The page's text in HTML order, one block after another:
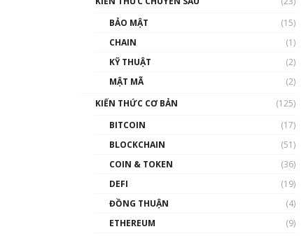
hệ sinh thái tiền mã hoá |
Blockchain
Nhân sự tương lại ngành
Blockchain Việt Nam | Phổ
cập Blockchain
Blockchain đang được ứng
BẢO MẬT
(15)
CHAIN
(1)
KỸ THUẬT
(2)
MẬT MÃ
(2)
KIẾN THỨC CƠ BẢN
(125)
BITCOIN
(17)
BLOCKCHAIN
(51)
COIN & TOKEN
(36)
DEFI
(19)
ĐỒNG THUẬN
(4)
ETHEREUM
(9)